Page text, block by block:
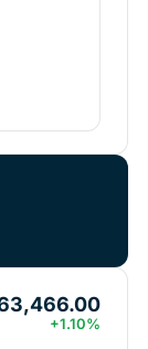
+1.10%